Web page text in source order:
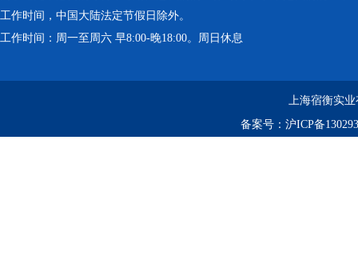
工作时间，中国大陆法定节假日除外。
工作时间：周一至周六 早8:00-晚18:00。周日休息
上海宿衡实
备案号： 沪ICP备